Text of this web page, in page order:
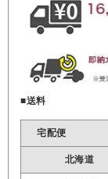
■送料
宅配便
北海道